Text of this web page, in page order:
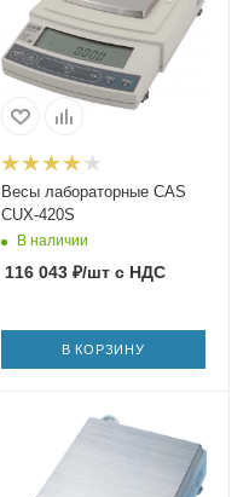
Весы лабораторные CAS
CUX-420S
В наличии
116 043₽/штс НДС
В КОРЗИНУ